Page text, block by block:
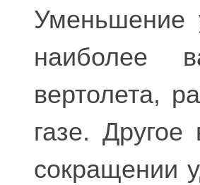
Уменьшение
наиболее
вертолета,
газе.
сокращении